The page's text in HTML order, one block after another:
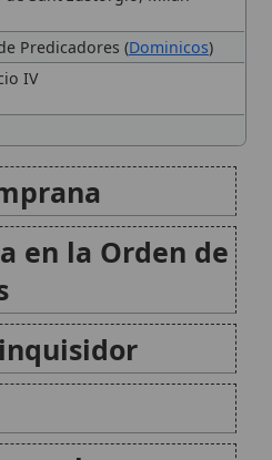
católica
Católica es una
supremo de la
la muerte por
por la caridad. Este
es resultado del
culto en Palestrina
y aparece en la tradición